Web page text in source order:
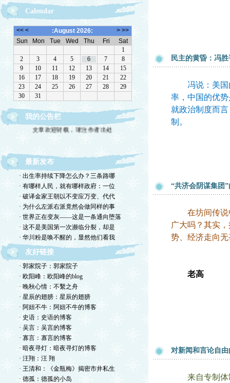
Calendar
我的公告栏
文章欢迎转载，请注作者出处
最新发布
· 出生率持续下降怎么办？三条路哪
· 有哪样人民，就有哪样政府：一位
· 破译金家王朝以不变应万变、代代
· 为什么左派右派竟然会做同样的事
· 世界正在变灰——这是一条通向堕落
· 这不是美国第一次濒临分裂，却是
· 华川粉是唤不醒的，显然他们看我
友好链接
· 郭家院子：郭家院子
· 欧阳峰：欧阳峰的blog
· 晚秋心情：不繫之舟
· 星辰的翅膀：星辰的翅膀
· 阿妞不牛：阿妞不牛的博客
· 史语：史语的博客
· 吴言：吴言的博客
· 寡言：寡言的博客
· 暗夜寻灯：暗夜寻灯的博客
· 汪翔：汪 翔
· 王清和：《金瓶梅》揭密市井私生
· 德孤：德孤的小岛
民主的黄昏：冯
冯说：美国的
率，中国的优
就政治制度而
制。
“共济会阴谋集团
在坊间传说中
广大吗？其实
势、经济走向
老高
对新闻和言论自
来自专制体制